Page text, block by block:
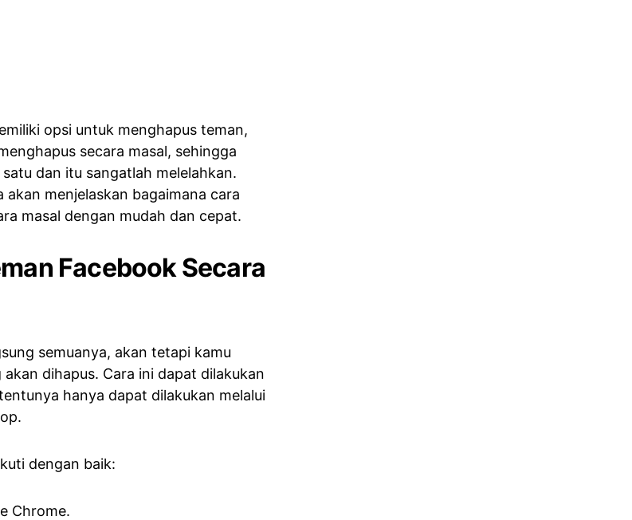
opsi untuk menghapus teman,
secara masal, sehingga
dan itu sangatlah melelahkan.
menjelaskan bagaimana cara
masal dengan mudah dan cepat.
Facebook Secara
semuanya, akan tetapi kamu
dihapus. Cara ini dapat dilakukan
hanya dapat dilakukan melalui
dengan baik:
Chrome.